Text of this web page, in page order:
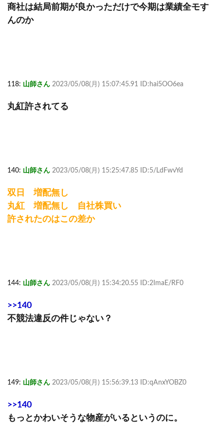
商社は結局前期が良かっただけで今期は業績全モす
んのか
118: 山師さん 2023/05/08(月) 15:07:45.91 ID:hai5OO6ea
丸紅許されてる
140: 山師さん 2023/05/08(月) 15:25:47.85 ID:5/LdFwvYd
双日 増配無し
丸紅 増配無し 自社株買い
許されたのはこの差か
144: 山師さん 2023/05/08(月) 15:34:20.55 ID:2ImaE/RF0
>>140
不競法違反の件じゃない？
149: 山師さん 2023/05/08(月) 15:56:39.13 ID:qAnxYOBZ0
>>140
もっとかわいそうな物産がいるというのに。